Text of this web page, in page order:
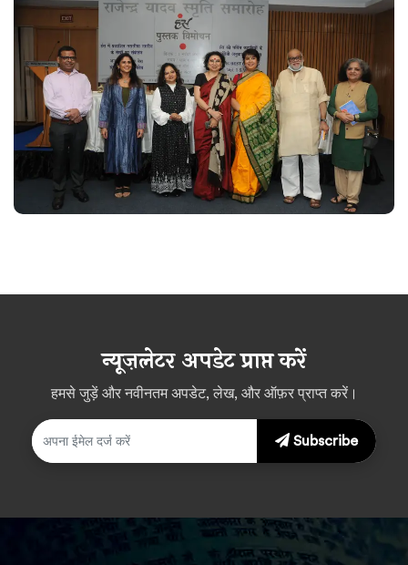
न्यूज़लेटर अपडेट प्राप्त करें
हमसे जुड़ें और नवीनतम अपडेट, लेख, और ऑफ़र प्राप्त करें।
Subscribe